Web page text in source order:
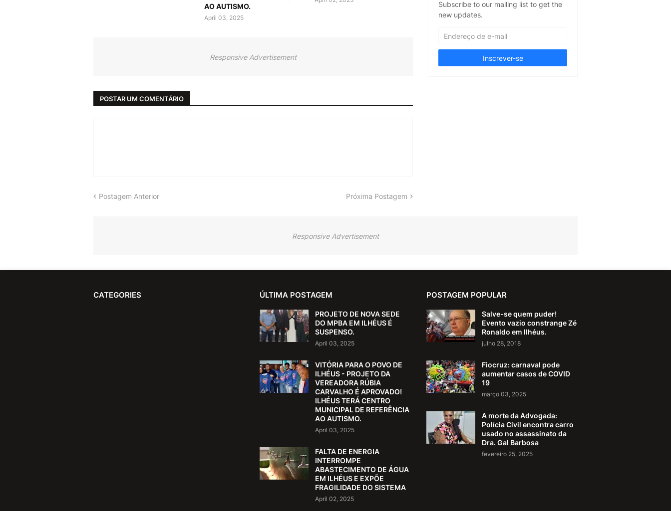
AO AUTISMO.
April 03, 2025
Responsive Advertisement
POSTAR UM COMENTÁRIO
Postagem Anterior Próxima Postagem
Subscribe to our mailing list to get the
new updates.
Responsive Advertisement
CATEGORIES ÚLTIMA POSTAGEM
PROJETO DE NOVA SEDE
DO MPBA EM ILHÉUS É
SUSPENSO.
April 03, 2025
VITÓRIA PARA O POVO DE
ILHÉUS - PROJETO DA
VEREADORA RÚBIA
CARVALHO É APROVADO!
ILHÉUS TERÁ CENTRO
MUNICIPAL DE REFERÊNCIA
AO AUTISMO.
April 03, 2025
FALTA DE ENERGIA
INTERROMPE
ABASTECIMENTO DE ÁGUA
EM ILHÉUS E EXPÕE
FRAGILIDADE DO SISTEMA
April 02, 2025
POSTAGEM POPULAR
Salve-se quem puder!
Evento vazio constrange Zé
Ronaldo em Ilhéus.
julho 28, 2018
Fiocruz: carnaval pode
aumentar casos de COVID
19
março 03, 2025
A morte da Advogada:
Polícia Civil encontra carro
usado no assassinato da
Dra. Gal Barbosa
fevereiro 25, 2025